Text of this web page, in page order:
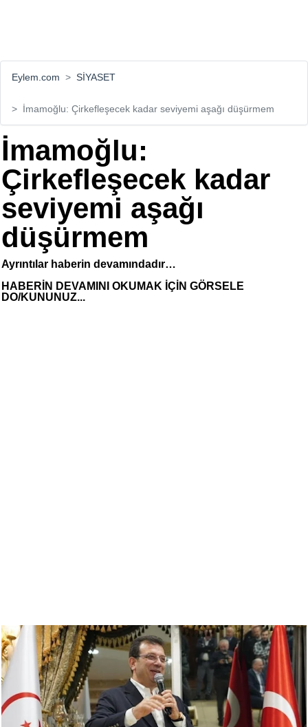
Eylem.com SİYASET
İmamoğlu: Çirkefleşecek kadar seviyemi aşağı düşürmem
İmamoğlu:
Çirkefleşecek kadar
seviyemi aşağı
düşürmem
Ayrıntılar haberin devamındadır…
HABERİN DEVAMINI OKUMAK İÇİN GÖRSELE
DO/KUNUNUZ...